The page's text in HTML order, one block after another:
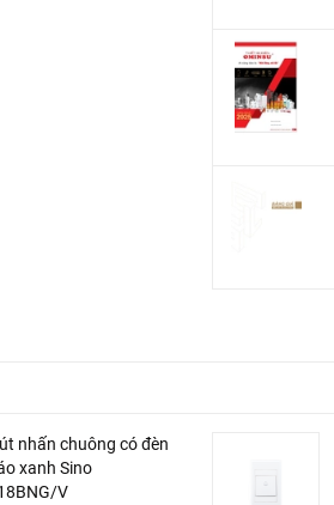
nhấn chuông có đèn
xanh Sino
V